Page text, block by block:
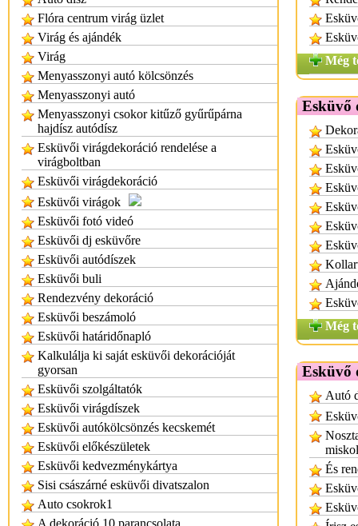
Flóra centrum virág üzlet
Virág és ajándék
Virág
Menyasszonyi autó kölcsönzés
Menyasszonyi autó
Menyasszonyi csokor kitűző gyűrűpárna
hajdísz autódísz
Esküvői virágdekoráció rendelése a
virágboltban
Esküvői virágdekoráció
Esküvői virágok
Esküvői fotó videó
Esküvői dj esküvőre
Esküvői autódíszek
Esküvői buli
Rendezvény dekoráció
Esküvői beszámoló
Esküvői határidőnapló
Kalkulálja ki saját esküvői dekorációját
gyorsan
Esküvői szolgáltatók
Esküvői virágdíszek
Esküvői autókölcsönzés kecskemét
Esküvői előkészületek
Esküvői kedvezménykártya
Sisi császárné esküvői divatszalon
Auto csokrok1
A dekoráció 10 parancsolata
Még
Esküvő
Még
Esküvő
Autó
És